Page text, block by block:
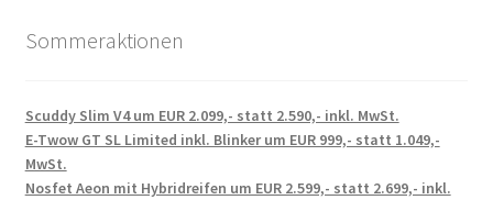
Sommeraktionen
Scuddy Slim V4 um EUR 2.099,- statt 2.590,- inkl. MwSt.
E-Twow GT SL Limited inkl. Blinker um EUR 999,- statt 1.049,-
MwSt.
Nosfet Aeon mit Hybridreifen um EUR 2.599,- statt 2.699,- inkl.